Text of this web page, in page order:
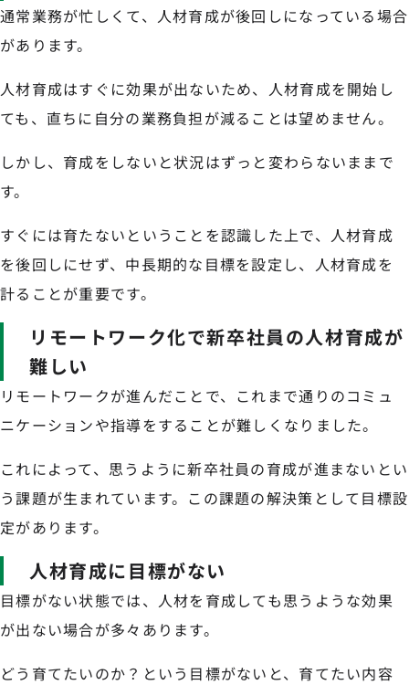
通常業務が忙しくて、人材育成が後回しになっている場合
があります。
人材育成はすぐに効果が出ないため、人材育成を開始し
ても、直ちに自分の業務負担が減ることは望めません。
しかし、育成をしないと状況はずっと変わらないままで
す。
すぐには育たないということを認識した上で、人材育成
を後回しにせず、中長期的な目標を設定し、人材育成を
計ることが重要です。
リモートワーク化で新卒社員の人材育成が
難しい
リモートワークが進んだことで、これまで通りのコミュ
ニケーションや指導をすることが難しくなりました。
これによって、思うように新卒社員の育成が進まないとい
う課題が生まれています。この課題の解決策として目標設
定があります。
人材育成に目標がない
目標がない状態では、人材を育成しても思うような効果
が出ない場合が多々あります。
どう育てたいのか？という目標がないと、育てたい内容